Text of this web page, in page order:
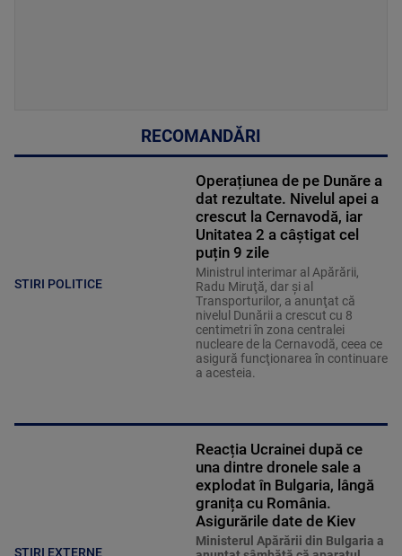
RECOMANDĂRI
STIRI POLITICE
Operațiunea de pe Dunăre a
dat rezultate. Nivelul apei a
crescut la Cernavodă, iar
Unitatea 2 a câștigat cel
puțin 9 zile
Ministrul interimar al Apărării,
Radu Miruţă, dar şi al
Transporturilor, a anunţat că
nivelul Dunării a crescut cu 8
centimetri în zona centralei
nucleare de la Cernavodă, ceea ce
asigură funcţionarea în continuare
a acesteia.
STIRI EXTERNE
Reacția Ucrainei după ce
una dintre dronele sale a
explodat în Bulgaria, lângă
granița cu România.
Asigurările date de Kiev
Ministerul Apărării din Bulgaria a